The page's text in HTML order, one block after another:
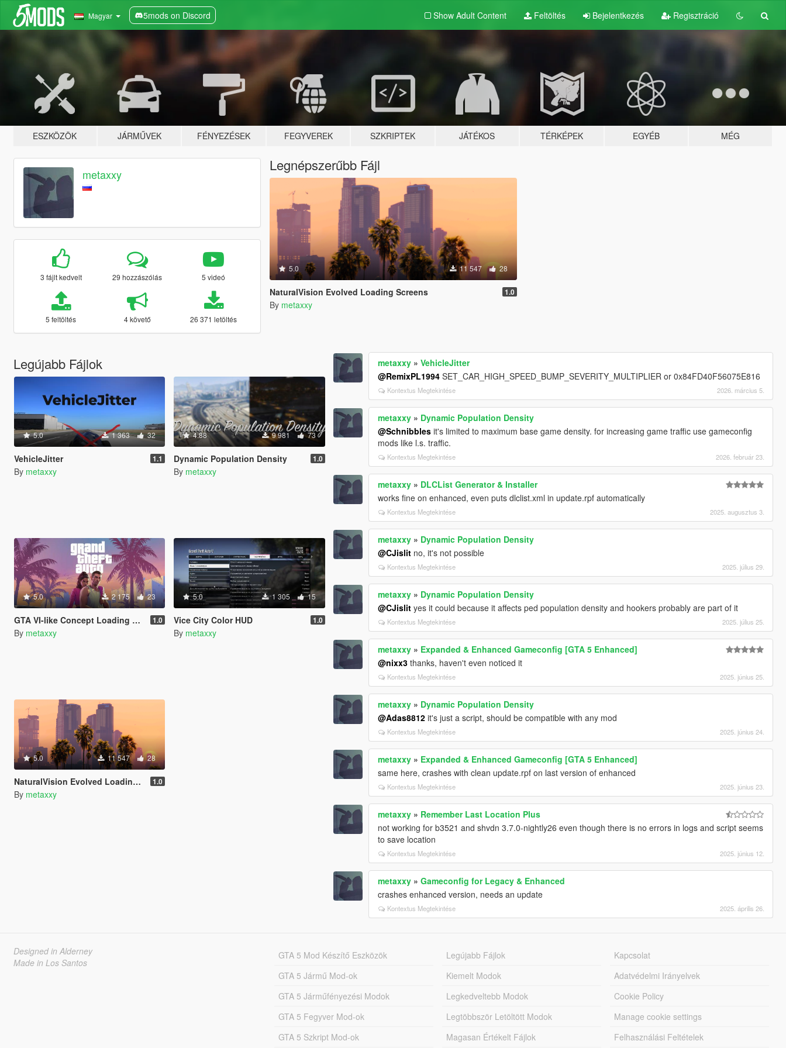
Magyar 5mods on Discord Show Adult Content Feltöltés Bejelentkezés Regisztráció
ESZKÖZÖK JÁRMŰVEK FÉNYEZÉSEK FEGYVEREK SZKRIPTEK JÁTÉKOS TÉRKÉPEK EGYÉB MÉG
metaxxy
3 fájlt kedvelt 29 hozzászólás 5 videó
5 feltöltés 4 követő 26 371 letöltés
Legnépszerűbb Fájl
5.0 11 547 28
NaturalVision Evolved Loading Screens 1.0
By metaxxy
Legújabb Fájlok
5.0 1 363 32
VehicleJitter 1.1
By metaxxy
4.88 9 981 73
Dynamic Population Density 1.0
By metaxxy
5.0 2 175 23
GTA VI-like Concept Loading Music and Pause Menu Music 1.0
By metaxxy
5.0 1 305 15
Vice City Color HUD 1.0
By metaxxy
5.0 11 547 28
NaturalVision Evolved Loading Screens 1.0
By metaxxy
metaxxy »VehicleJitter
@RemixPL1994 SET_CAR_HIGH_SPEED_BUMP_SEVERITY_MULTIPLIER or 0x84FD40F56075E816
Kontextus Megtekintése 2026. március 5.
metaxxy » Dynamic Population Density
@Schnibbles it's limited to maximum base game density. for increasing game traffic use gameconfig
mods like l.s. traffic.
Kontextus Megtekintése 2026. február 23.
metaxxy » DLCList Generator & Installer
works fine on enhanced, even puts dlclist.xml in update.rpf automatically
Kontextus Megtekintése 2025. augusztus 3.
metaxxy » Dynamic Population Density
@CJislit no, it's not possible
Kontextus Megtekintése 2025. július 29.
metaxxy » Dynamic Population Density
@CJislit yes it could because it affects ped population density and hookers probably are part of it
Kontextus Megtekintése 2025. július 25.
metaxxy » Expanded & Enhanced Gameconfig [GTA 5 Enhanced]
@nixx3 thanks, haven't even noticed it
Kontextus Megtekintése 2025. június 25.
metaxxy » Dynamic Population Density
@Adas8812 it's just a script, should be compatible with any mod
Kontextus Megtekintése 2025. június 24.
metaxxy » Expanded & Enhanced Gameconfig [GTA 5 Enhanced]
same here, crashes with clean update.rpf on last version of enhanced
Kontextus Megtekintése 2025. június 23.
metaxxy » Remember Last Location Plus
not working for b3521 and shvdn 3.7.0-nightly26 even though there is no errors in logs and script seems
to save location
Kontextus Megtekintése 2025. június 12.
metaxxy »Gameconfig for Legacy & Enhanced
crashes enhanced version, needs an update
Kontextus Megtekintése 2025. április 26.
Designed in Alderney
Made in Los Santos
GTA 5 Mod Készítő Eszközök
GTA 5 Jármű Mod-ok
GTA 5 Járműfényezési Modok
GTA 5 Fegyver Mod-ok
GTA 5 Szkript Mod-ok
Legújabb Fájlok
Kiemelt Modok
Legkedveltebb Modok
Legtöbbször Letöltött Modok
Magasan Értékelt Fájlok
Kapcsolat
Adatvédelmi Irányelvek
Cookie Policy
Manage cookie settings
Felhasználási Feltételek